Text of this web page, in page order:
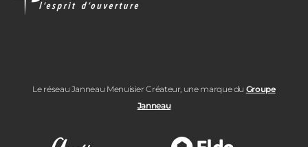
Le réseau Janneau Menuisier Créateur, une marque du Groupe
Janneau